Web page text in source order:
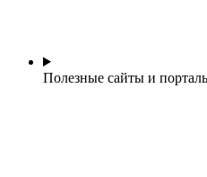
Полезные сайты и